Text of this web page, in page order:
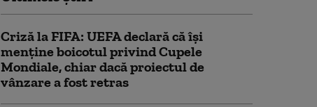
Criză la FIFA: UEFA declară că îşi
menţine boicotul privind Cupele
Mondiale, chiar dacă proiectul de
vânzare a fost retras